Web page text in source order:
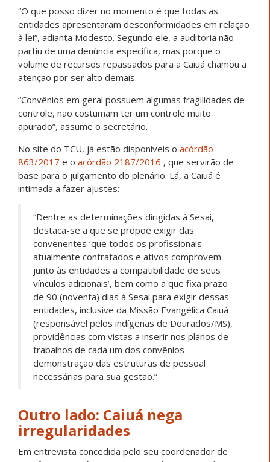
“O que posso dizer no momento é que todas as
entidades apresentaram desconformidades em relação
à lei”, adianta Modesto. Segundo ele, a auditoria não
partiu de uma denúncia específica, mas porque o
volume de recursos repassados para a Caiuá chamou a
atenção por ser alto demais.
“Convênios em geral possuem algumas fragilidades de
controle, não costumam ter um controle muito
apurado”, assume o secretário.
No site do TCU, já estão disponíveis o acórdão
863/2017 e o acórdão 2187/2016 , que servirão de
base para o julgamento do plenário. Lá, a Caiuá é
intimada a fazer ajustes:
“Dentre as determinações dirigidas à Sesai,
destaca-se a que se propõe exigir das
convenentes ‘que todos os profissionais
atualmente contratados e ativos comprovem
junto às entidades a compatibilidade de seus
vínculos adicionais’, bem como a que fixa prazo
de 90 (noventa) dias à Sesai para exigir dessas
entidades, inclusive da Missão Evangélica Caiuá
(responsável pelos indígenas de Dourados/MS),
providências com vistas a inserir nos planos de
trabalhos de cada um dos convênios
demonstração das estruturas de pessoal
necessárias para sua gestão.”
Outro lado: Caiuá nega
irregularidades
Em entrevista concedida pelo seu coordenador de